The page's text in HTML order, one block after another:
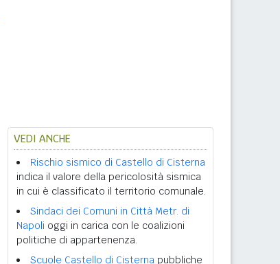
VEDI ANCHE
Rischio sismico di Castello di Cisterna
indica il valore della pericolosità sismica
in cui è classificato il territorio comunale.
Sindaci dei Comuni in Città Metr. di
Napoli oggi in carica con le coalizioni
politiche di appartenenza.
Scuole Castello di Cisterna pubbliche